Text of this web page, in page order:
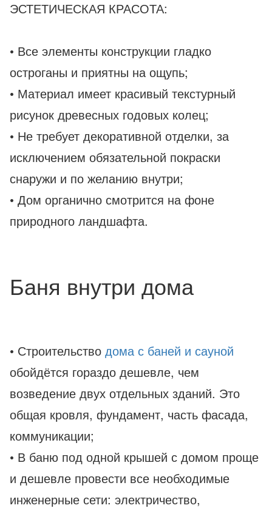
ЭСТЕТИЧЕСКАЯ КРАСОТА:
• Все элементы конструкции гладко
остроганы и приятны на ощупь;
• Материал имеет красивый текстурный
рисунок древесных годовых колец;
• Не требует декоративной отделки, за
исключением обязательной покраски
снаружи и по желанию внутри;
• Дом органично смотрится на фоне
природного ландшафта.
Баня внутри дома
• Строительство дома с баней и сауной
обойдётся гораздо дешевле, чем
возведение двух отдельных зданий. Это
общая кровля, фундамент, часть фасада,
коммуникации;
• В баню под одной крышей с домом проще
и дешевле провести все необходимые
инженерные сети: электричество,